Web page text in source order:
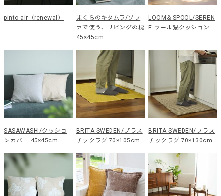
pinto air（renewal）
まくらのキタムラ/ソフ
ァで使う、リビングの枕
45×45cm
LOOM＆SPOOL/SEREN
E ウール猫クッション
SASAWASHI/クッショ
ンカバー 45×45cm
BRITA SWEDEN/プラス
チックラグ 70×105cm
BRITA SWEDEN/プラス
チックラグ 70×130cm